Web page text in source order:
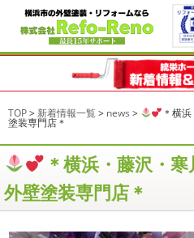
TOP> 新着情報一覧> news > ＊横
塗装専門店＊
＊横浜・藤沢・
外壁塗装専門店＊